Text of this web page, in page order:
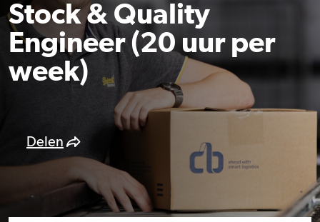
Stock & Quality
Engineer (20 uur per
week)
Delen